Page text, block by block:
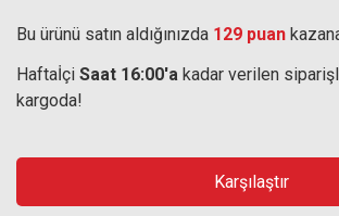
Bu ürünü satın aldığınızda 129 puan
Haftaİçi Saat 16:00'a kadar verilen
kargoda!
Karşılaştır